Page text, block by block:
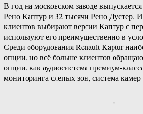
В год на московском заводе
Рено Каптур и 32 тысячи Рено Дустер.
клиентов выбирают версии Каптур с
используют его преимущественно в
Среди оборудования Renault Kaptur
опции, но всё больше клиентов
опции, как аудиосистема премиум-
мониторинга слепых зон, система камер